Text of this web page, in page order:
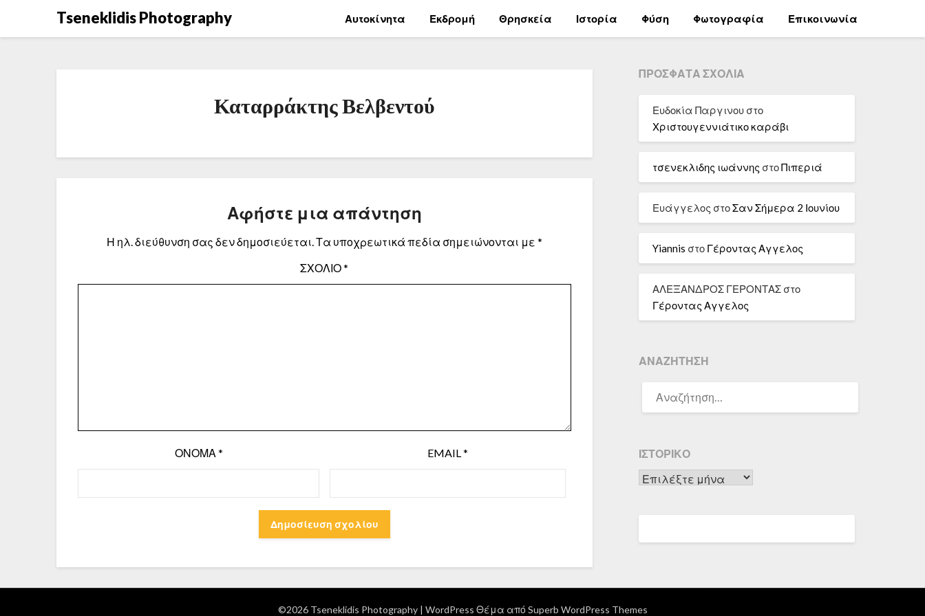
Tseneklidis Photography Αυτοκίνητα Εκδρομή Θρησκεία Ιστορία Φύση Φωτογραφία Επικοινωνία
Καταρράκτης Βελβεντού
Αφήστε μια απάντηση
Η ηλ. διεύθυνση σας δεν δημοσιεύεται.Τα υποχρεωτικά πεδία σημειώνονται με *
ΣΧΌΛΙΟ*
ΌΝΟΜΑ * EMAIL*
ΠΡΌΣΦΑΤΑ ΣΧΌΛΙΑ
Ευδοκία Παργινουστο
Χριστουγεννιάτικο καράβι
τσενεκλιδης ιωάννης στοΠιπεριά
Ευάγγελος στοΣαν Σήμερα 2 Ιουνίου
Yiannis στο Γέροντας Αγγελος
ΑΛΕΞΑΝΔΡΟΣ ΓΕΡΟΝΤΑΣστο
Γέροντας Αγγελος
ΑΝΑΖΉΤΗΣΗ
ΓΙΑ:
ΙΣΤΟΡΙΚΌ
Ιστορικό
©2026 Tseneklidis Photography | WordPress Θέμα από Superb WordPress Themes